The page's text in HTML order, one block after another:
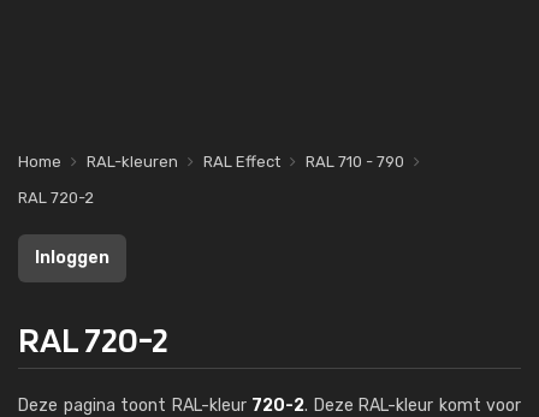
Home RAL-kleuren RAL Effect
RAL 710 - 790
RAL 720-2
Inloggen
RAL 720-2
Deze pagina toont RAL-kleur 720-2. Deze RAL-kleur komt voor